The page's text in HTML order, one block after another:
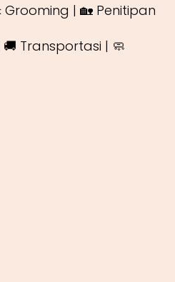
| 🏡 Penitipan
Transportasi | 🧼